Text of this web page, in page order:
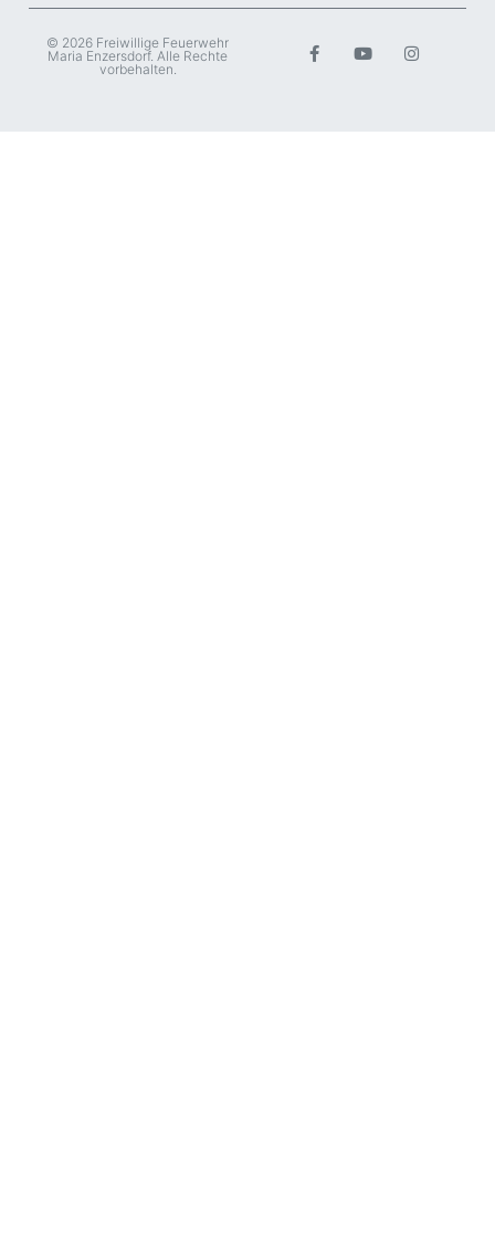
© 2026 Freiwillige Feuerwehr
Maria Enzersdorf. Alle Rechte
vorbehalten.